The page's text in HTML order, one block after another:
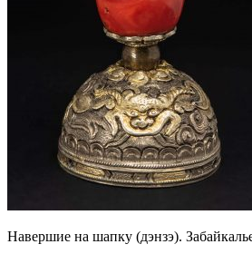
Навершие на шапку (дэнзэ).